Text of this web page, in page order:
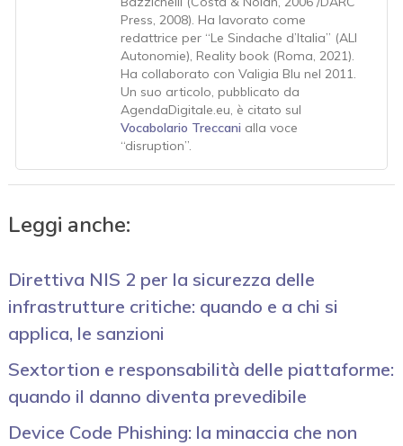
Press, 2008). Ha lavorato come
redattrice per “Le Sindache d’Italia” (ALI
Autonomie), Reality book (Roma, 2021).
Ha collaborato con Valigia Blu nel 2011.
Un suo articolo, pubblicato da
AgendaDigitale.eu, è citato sul
Vocabolario Treccani alla voce
“disruption”.
Leggi anche:
Direttiva NIS 2 per la sicurezza delle
infrastrutture critiche: quando e a chi si
applica, le sanzioni
Sextortion e responsabilità delle piattaforme:
quando il danno diventa prevedibile
Device Code Phishing: la minaccia che non